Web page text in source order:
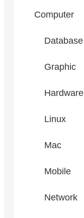
Computer
Database
Graphic
Hardware
Linux
Mac
Mobile
Network